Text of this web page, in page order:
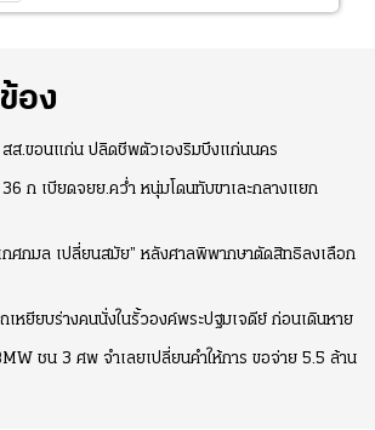
อง
ส.ขอนแก่น ปลิดชีพตัวเองริมบึงแก่นนคร
ก เบียดจยย.คว่ำ หนุ่มโดนทับขาเละกลางแยก
กศกมล เปลี่ยนสมัย” หลังศาลพิพากษาตัดสิทธิลงเลือก
เหยียบร่างคนนั่งในรั้วองค์พระปฐมเจดีย์ ก่อนเดินหาย
ชน 3 ศพ จำเลยเปลี่ยนคำให้การ ขอจ่าย 5.5 ล้าน